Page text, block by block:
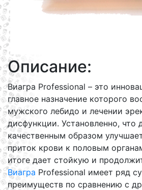
Описание:
Виагра Professional – это
главное назначение которого
мужского лебидо и лечении
дисфункции. Установленно, что
качественным образом
приток крови к половым
итоге дает стойкую и
Виагра Professional имеет ряд
преимуществ по сравнению с